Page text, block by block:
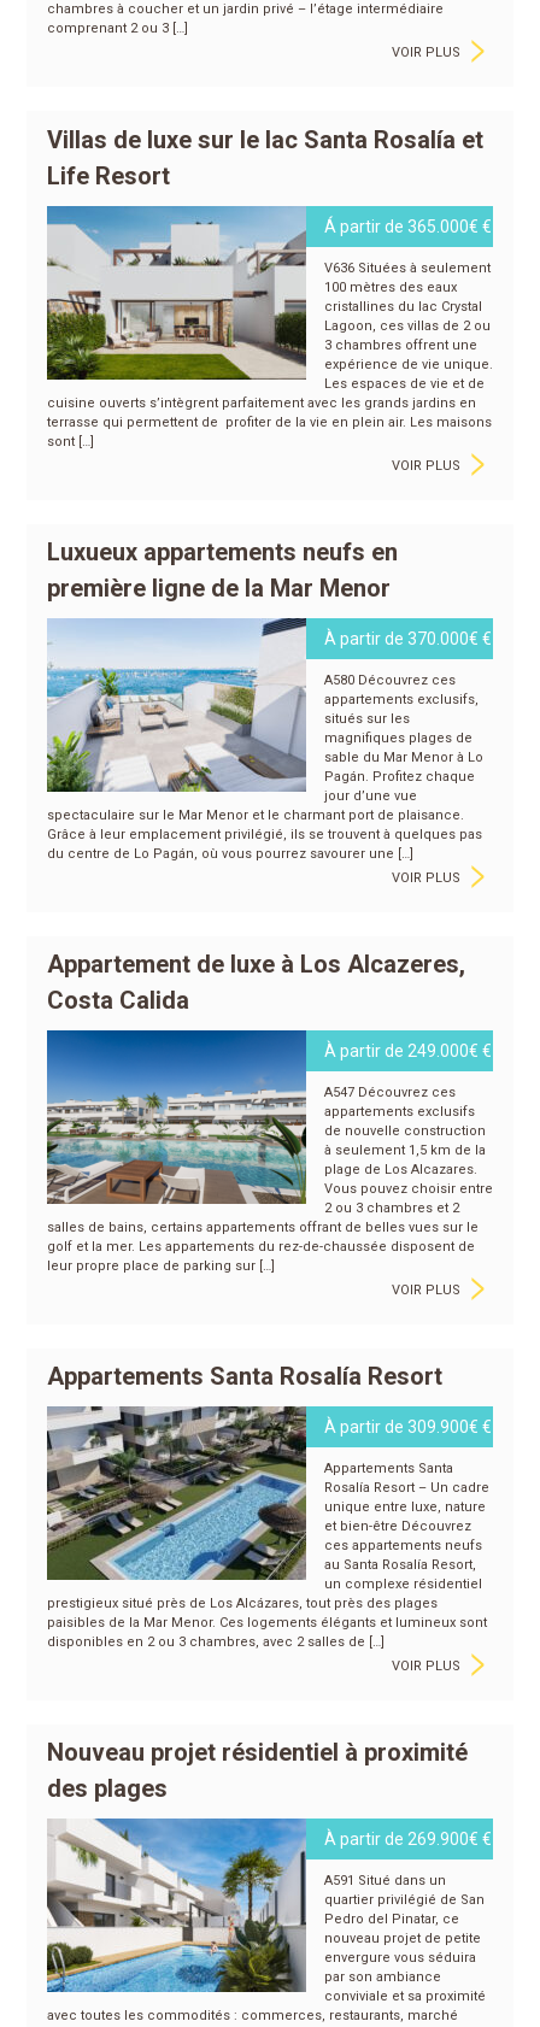
chambres à coucher et un jardin privé – l’étage intermédiaire
comprenant 2 ou 3 […]
VOIR PLUS
>
Villas de luxe sur le lac Santa Rosalía et
Life Resort
Á partir de 365.000€ €
V636 Situées à seulement
100 mètres des eaux
cristallines du lac Crystal
Lagoon, ces villas de 2 ou
3 chambres offrent une
expérience de vie unique.
Les espaces de vie et de
cuisine ouverts s’intègrent parfaitement avec les grands jardins en
terrasse qui permettent de profiter de la vie en plein air. Les maisons
sont […]
VOIR PLUS
>
Luxueux appartements neufs en
première ligne de la Mar Menor
À partir de 370.000€ €
A580 Découvrez ces
appartements exclusifs,
situés sur les
magnifiques plages de
sable du Mar Menor à Lo
Pagán. Profitez chaque
jour d’une vue
spectaculaire sur le Mar Menor et le charmant port de plaisance.
Grâce à leur emplacement privilégié, ils se trouvent à quelques pas
du centre de Lo Pagán, où vous pourrez savourer une […]
VOIR PLUS
>
Appartement de luxe à Los Alcazeres,
Costa Calida
À partir de 249.000€ €
A547 Découvrez ces
appartements exclusifs
de nouvelle construction
à seulement 1,5 km de la
plage de Los Alcazares.
Vous pouvez choisir entre
2 ou 3 chambres et 2
salles de bains, certains appartements offrant de belles vues sur le
golf et la mer. Les appartements du rez-de-chaussée disposent de
leur propre place de parking sur […]
VOIR PLUS
>
Appartements Santa Rosalía Resort
À partir de 309.900€ €
Appartements Santa
Rosalía Resort – Un cadre
unique entre luxe, nature
et bien-être Découvrez
ces appartements neufs
au Santa Rosalía Resort,
un complexe résidentiel
prestigieux situé près de Los Alcázares, tout près des plages
paisibles de la Mar Menor. Ces logements élégants et lumineux sont
disponibles en 2 ou 3 chambres, avec 2 salles de […]
VOIR PLUS
>
Nouveau projet résidentiel à proximité
des plages
À partir de 269.900€ €
A591 Situé dans un
quartier privilégié de San
Pedro del Pinatar, ce
nouveau projet de petite
envergure vous séduira
par son ambiance
conviviale et sa proximité
avec toutes les commodités : commerces, restaurants, marché